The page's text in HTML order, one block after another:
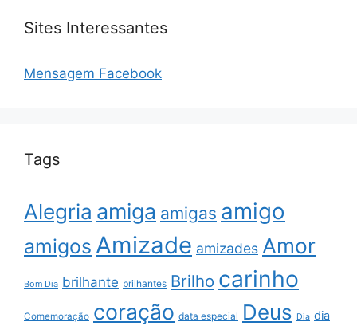
Sites Interessantes
Mensagem Facebook
Tags
Alegria amiga amigas amigo
amigos Amizade amizades Amor
Bom Dia brilhante brilhantes Brilho carinho
Comemoração coração data especial Deus Dia dia